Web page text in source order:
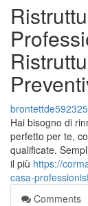
brontettde592325
Hai bisogno di
perfetto per te,
qualificate.
il più https://
casa-
Comments